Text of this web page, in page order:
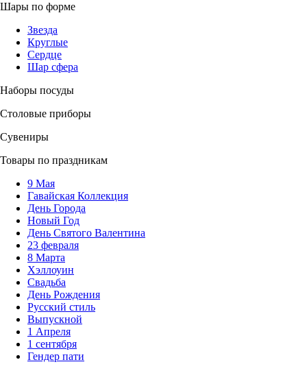
Шары по форме
Звезда
Круглые
Сердце
Шар сфера
Наборы посуды
Столовые приборы
Сувениры
Товары по праздникам
9 Мая
Гавайская Коллекция
День Города
Новый Год
День Святого Валентина
23 февраля
8 Марта
Хэллоуин
Свадьба
День Рождения
Русский стиль
Выпускной
1 Апреля
1 сентября
Гендер пати